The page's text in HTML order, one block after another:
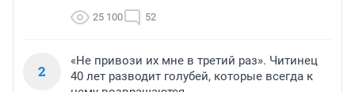
25 100 52
2
«Не привози их мне в третий раз». Читинец
40 лет разводит голубей, которые всегда к